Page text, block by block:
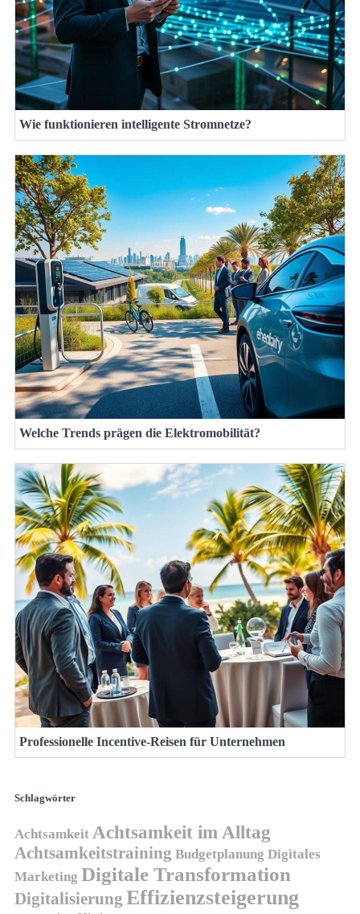
Wie funktionieren intelligente Stromnetze?
Welche Trends prägen die Elektromobilität?
Professionelle Incentive-Reisen für Unternehmen
Schlagwörter
Achtsamkeit Achtsamkeit im Alltag
Achtsamkeitstraining Budgetplanung Digitales
Marketing Digitale Transformation
Digitalisierung Effizienzsteigerung